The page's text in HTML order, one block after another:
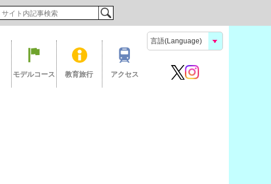
モデルコース 教育旅行 アクセス